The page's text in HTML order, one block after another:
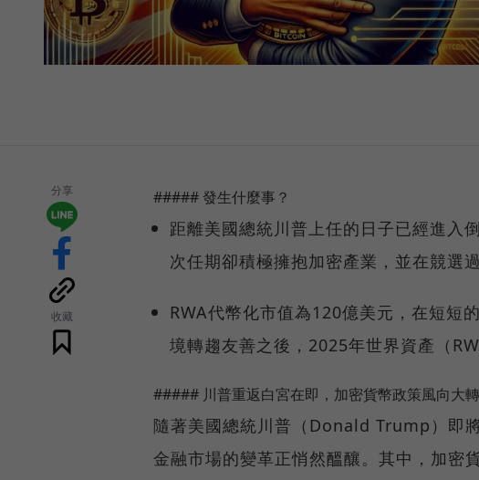
分享
收藏
##### 發生什麼事？
距離美國總統川普上任的日子已經進入
次任期卻積極擁抱加密產業，並在競選
RWA代幣化市值為120億美元，在短短
境轉趨友善之後，2025年世界資產（
##### 川普重返白宮在即，加密貨幣政策風向大
隨著美國總統川普（Donald Trump）即
金融市場的變革正悄然醞釀。其中，加密